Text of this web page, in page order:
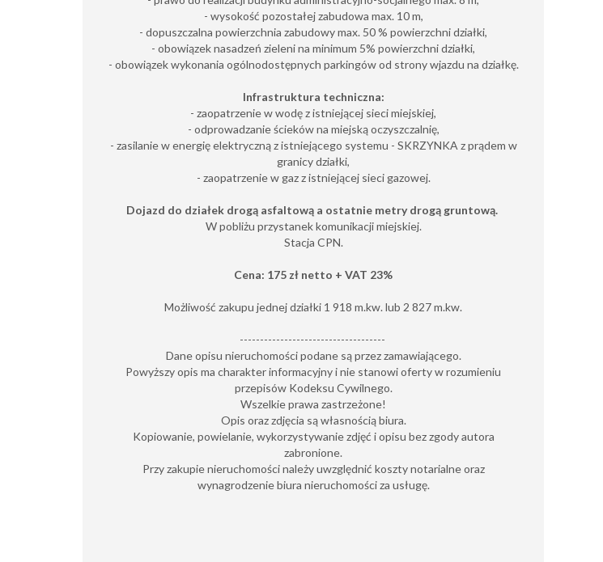
- wysokość pozostałej zabudowa max. 10 m,
- dopuszczalna powierzchnia zabudowy max. 50 % powierzchni działki,
- obowiązek nasadzeń zieleni na minimum 5% powierzchni działki,
- obowiązek wykonania ogólnodostępnych parkingów od strony wjazdu na działkę.
Infrastruktura techniczna:
- zaopatrzenie w wodę z istniejącej sieci miejskiej,
- odprowadzanie ścieków na miejską oczyszczalnię,
- zasilanie w energię elektryczną z istniejącego systemu - SKRZYNKA z prądem w
granicy działki,
- zaopatrzenie w gaz z istniejącej sieci gazowej.
Dojazd do działek drogą asfaltową a ostatnie metry drogą gruntową.
W pobliżu przystanek komunikacji miejskiej.
Stacja CPN.
Cena: 175 zł netto + VAT 23%
Możliwość zakupu jednej działki 1 918 m.kw. lub 2 827 m.kw.
------------------------------------
Dane opisu nieruchomości podane są przez zamawiającego.
Powyższy opis ma charakter informacyjny i nie stanowi oferty w rozumieniu
przepisów Kodeksu Cywilnego.
Wszelkie prawa zastrzeżone!
Opis oraz zdjęcia są własnością biura.
Kopiowanie, powielanie, wykorzystywanie zdjęć i opisu bez zgody autora
zabronione.
Przy zakupie nieruchomości należy uwzględnić koszty notarialne oraz
wynagrodzenie biura nieruchomości za usługę.